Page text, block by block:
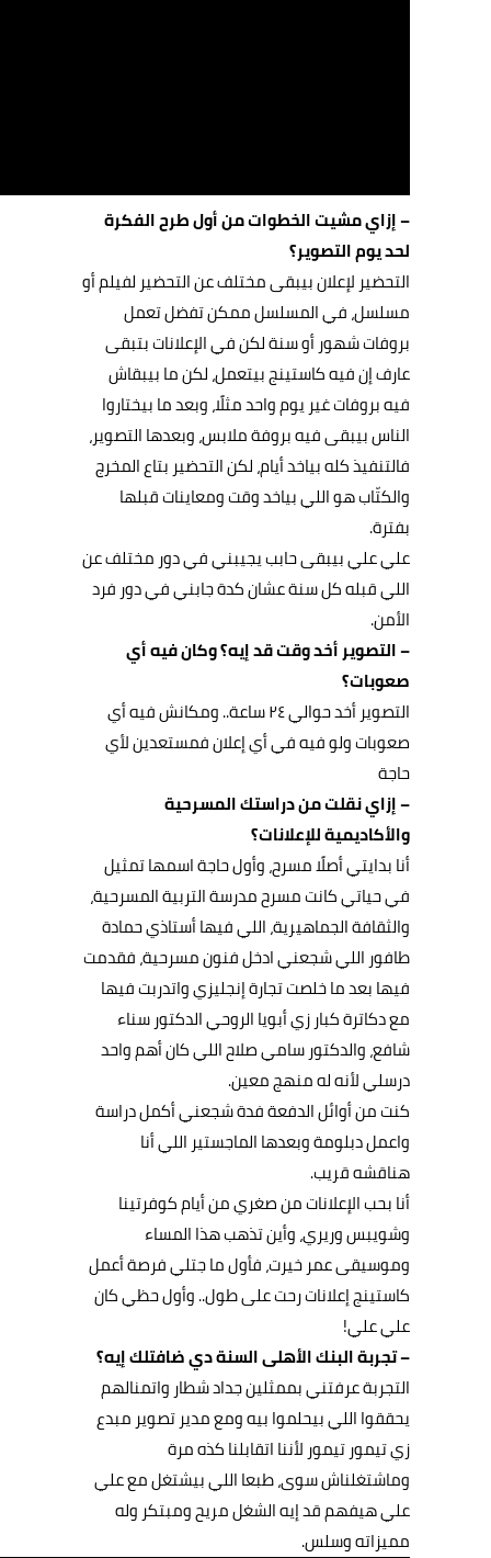
– إزاي مشيت الخطوات من أول طرح الفكرة
لحد يوم التصوير؟
التحضير لإعلان بيبقى مختلف عن التحضير لفيلم أو
مسلسل، في المسلسل ممكن تفضل تعمل
بروفات شهور أو سنة لكن في الإعلانات بتبقى
عارف إن فيه كاستينج بيتعمل، لكن ما بيبقاش
فيه بروفات غير يوم واحد مثلًا، وبعد ما بيختاروا
الناس بيبقى فيه بروفة ملابس، وبعدها التصوير،
فالتنفيذ كله بياخد أيام، لكن التحضير بتاع المخرج
والكتّاب هو اللي بياخد وقت ومعاينات قبلها
بفترة.
علي علي بيبقى حابب يجيبني في دور مختلف عن
اللي قبله كل سنة عشان كدة جابني في دور فرد
الأمن.
– التصوير أخد وقت قد إيه؟ وكان فيه أي
صعوبات؟
التصوير أخد حوالي ٢٤ ساعة.. ومكانش فيه أي
صعوبات ولو فيه في أي إعلان فمستعدين لأي
حاجة
– إزاي نقلت من دراستك المسرحية
والأكاديمية للإعلانات؟
أنا بدايتي أصلًا مسرح، وأول حاجة اسمها تمثيل
في حياتي كانت مسرح مدرسة التربية المسرحية،
والثقافة الجماهيرية، اللي فيها أستاذي حمادة
طافور اللي شجعني ادخل فنون مسرحية، فقدمت
فيها بعد ما خلصت تجارة إنجليزي واتدربت فيها
مع دكاترة كبار زي أبويا الروحي الدكتور سناء
شافع، والدكتور سامي صلاح اللي كان أهم واحد
درسلي لأنه له منهج معين.
كنت من أوائل الدفعة فدة شجعني أكمل دراسة
واعمل دبلومة وبعدها الماجستير اللي أنا
هناقشه قريب.
أنا بحب الإعلانات من صغري من أيام كوفرتينا
وشويبس وريري، وأين تذهب هذا المساء
وموسيقى عمر خيرت، فأول ما جتلي فرصة أعمل
كاستينج إعلانات رحت على طول.. وأول حظي كان
علي علي!
– تجربة البنك الأهلى السنة دي ضافتلك إيه؟
التجربة عرفتني بممثلين جداد شطار واتمنالهم
يحققوا اللي بيحلموا بيه ومع مدير تصوير مبدع
زي تيمور تيمور لأننا اتقابلنا كذه مرة
وماشتغلناش سوى، طبعا اللي بيشتغل مع علي
علي هيفهم قد إيه الشغل مريح ومبتكر وله
مميزاته وسلس.